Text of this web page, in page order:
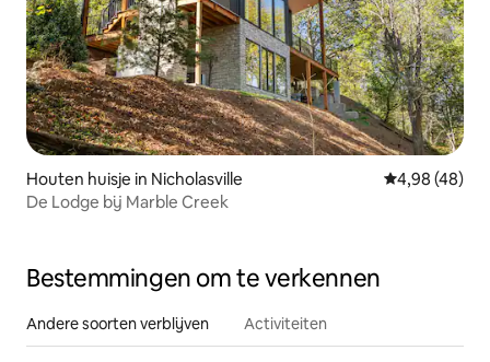
Houten huisje in Nicholasville Gemiddelde
4,98 (48)
De Lodge bij Marble Creek
Bestemmingen om te verkennen
Andere soorten verblijven Activiteiten